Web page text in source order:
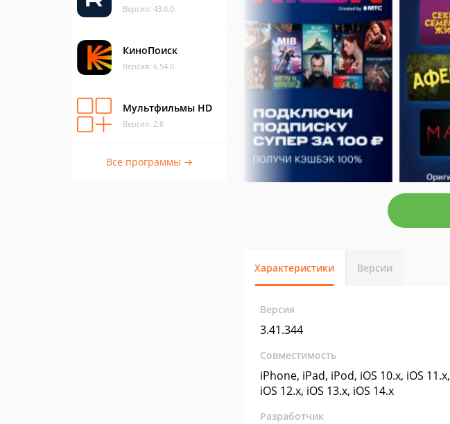
Версия: 43.6.0
КиноПоиск
Версия: 6.54.0
Мультфильмы HD
Версия: 2.6
Все программы →
Характеристики Версии
Версия
3.41.344
Совместимость
iPhone, iPad, iPod, iOS 10.x, iOS 11.x,
iOS 12.x, iOS 13.x, iOS 14.x
Разработчик